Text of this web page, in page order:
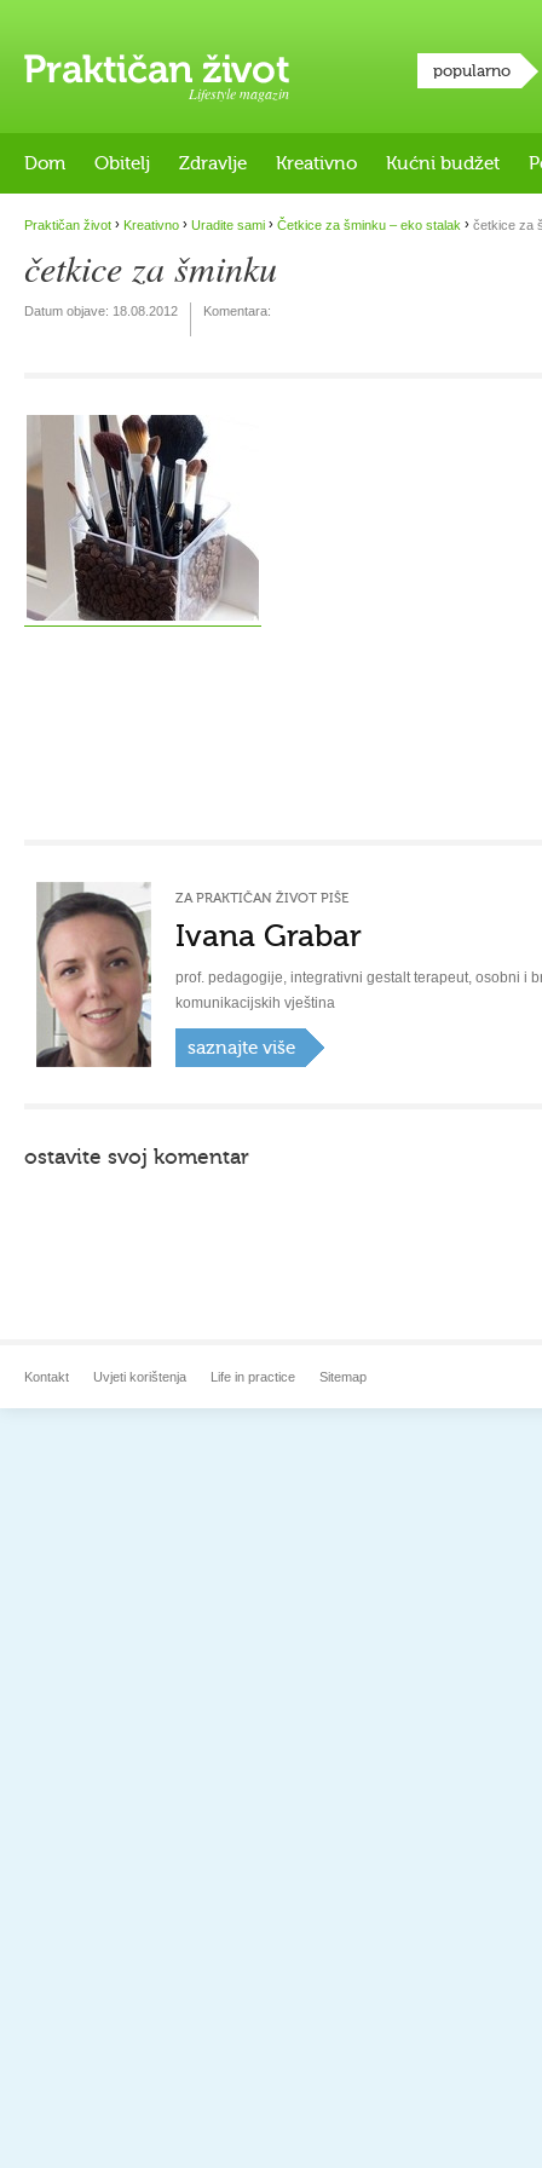
Lifestyle magazin
popularno
Dom Obitelj Zdravlje Kreativno Kućni budžet
Praktičan život › Kreativno › Uradite sami › Četkice za šminku – eko stalak › četkice za
četkice za šminku
Datum objave: 18.08.2012 Komentara:
ZA PRAKTIČAN ŽIVOT PIŠE
Ivana Grabar
prof. pedagogije, integrativni gestalt terapeut, osobni i
komunikacijskih vještina
saznajte više
ostavite svoj komentar
Kontakt Uvjeti korištenja Life in practice Sitemap